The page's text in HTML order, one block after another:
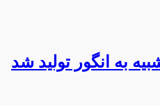
به انگور تولید شد